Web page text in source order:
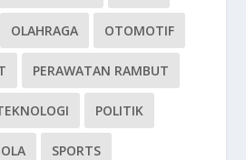
OLAHRAGA OTOMOTIF
PERAWATAN RAMBUT
POLITIK
SPORTS